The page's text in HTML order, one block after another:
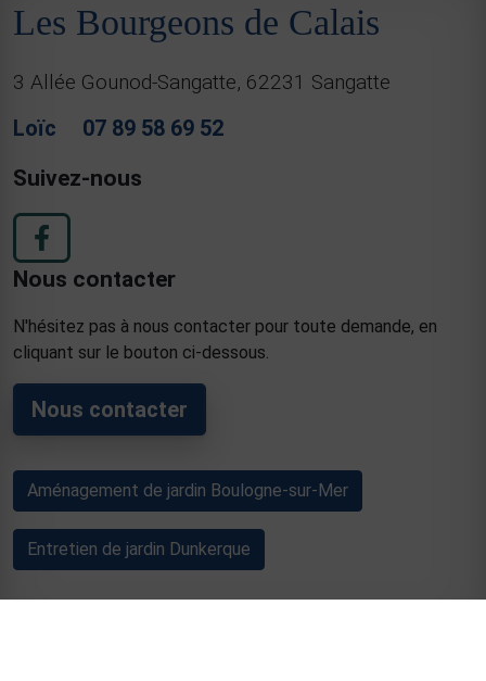
Les Bourgeons de Calais
3 Allée Gounod-Sangatte, 62231 Sangatte
Loïc
07 89 58 69 52
Suivez-nous
Nous contacter
N'hésitez pas à nous contacter pour toute demande, en
cliquant sur le bouton ci-dessous.
Nous contacter
Aménagement de jardin Boulogne-sur-Mer
Entretien de jardin Dunkerque